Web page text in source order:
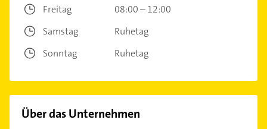
Freitag
08:00 – 12:00
Samstag
Ruhetag
Sonntag
Ruhetag
Über das Unternehmen